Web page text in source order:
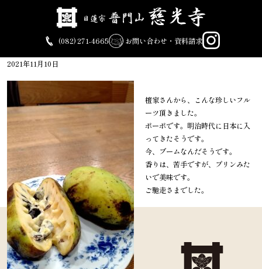
(082) 271-4665
お問い合わせ・資料請求
2021年11月10日
檀家さんから、こんな珍しいフル
ーツ頂きました。
ポーポです。明治時代に日本に入
ってきたそうです。
今、ブームなんだそうです。
香りは、苦手ですが、プリンみた
いで美味です。
ご馳走さまでした。